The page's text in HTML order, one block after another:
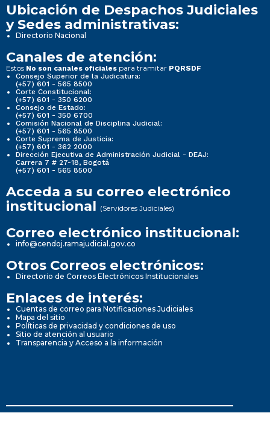
Ubicación de Despachos Judiciales
y Sedes administrativas:
Directorio Nacional
Canales de atención:
Estos No son canales oficiales para tramitar PQRSDF
Consejo Superior de la Judicatura:
(+57) 601 - 565 8500
Corte Constitucional:
(+57) 601 - 350 6200
Consejo de Estado:
(+57) 601 - 350 6700
Comisión Nacional de Disciplina Judicial:
(+57) 601 - 565 8500
Corte Suprema de Justicia:
(+57) 601 - 362 2000
Dirección Ejecutiva de Administración Judicial - DEAJ:
Carrera 7 # 27-18, Bogotá
(+57) 601 - 565 8500
Acceda a su correo electrónico
institucional (Servidores Judiciales)
Correo electrónico institucional:
info@cendoj.ramajudicial.gov.co
Otros Correos electrónicos:
Directorio de Correos Electrónicos Institucionales
Enlaces de interés:
Cuentas de correo para Notificaciones Judiciales
Mapa del sitio
Políticas de privacidad y condiciones de uso
Sitio de atención al usuario
Transparencia y Acceso a la información